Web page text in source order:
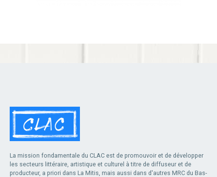
La mission fondamentale du CLAC est de promouvoir et de développer
les secteurs littéraire, artistique et culturel à titre de diffuseur et de
producteur, a priori dans La Mitis, mais aussi dans d'autres MRC du Bas-